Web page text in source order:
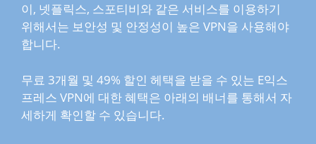
이, 넷플릭스, 스포티비와 같은 서비스를 이용하기
위해서는 보안성 및 안정성이 높은 VPN을 사용해야
합니다.
무료 3개월 및 49% 할인 헤택을 받을 수 있는 E익스
프레스 VPN에 대한 혜택은 아래의 배너를 통해서 자
세하게 확인할 수 있습니다.